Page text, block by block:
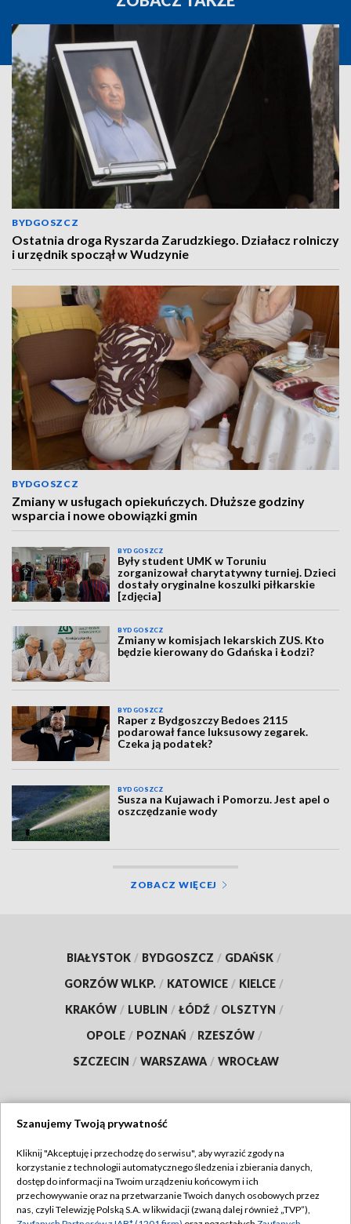
BYDGOSZCZ
Ostatnia droga Ryszarda Zarudzkiego. Działacz rolniczy
i urzędnik spoczął w Wudzynie
BYDGOSZCZ
Zmiany w usługach opiekuńczych. Dłuższe godziny
wsparcia i nowe obowiązki gmin
BYDGOSZCZ
Były student UMK w Toruniu
zorganizował charytatywny turniej. Dzieci
dostały oryginalne koszulki piłkarskie
[zdjęcia]
BYDGOSZCZ
Zmiany w komisjach lekarskich ZUS. Kto
będzie kierowany do Gdańska i Łodzi?
BYDGOSZCZ
Raper z Bydgoszczy Bedoes 2115
podarował fance luksusowy zegarek.
Czeka ją podatek?
BYDGOSZCZ
Susza na Kujawach i Pomorzu. Jest apel o
oszczędzanie wody
ZOBACZ WIĘCEJ
BIAŁYSTOK / BYDGOSZCZ / GDAŃSK /
GORZÓW WLKP. / KATOWICE / KIELCE /
KRAKÓW / LUBLIN / ŁÓDŹ / OLSZTYN /
OPOLE / POZNAŃ / RZESZÓW /
SZCZECIN / WARSZAWA / WROCŁAW
TVP
Abonament TVP
Regulamin TVP
Szanujemy Twoją prywatność
Kliknij "Akceptuję i przechodzę do serwisu", aby wyrazić zgody na
korzystanie z technologii automatycznego śledzenia i zbierania danych,
dostęp do informacji na Twoim urządzeniu końcowym i ich
przechowywanie oraz na przetwarzanie Twoich danych osobowych przez
nas, czyli Telewizję Polską S.A. w likwidacji (zwaną dalej również „TVP”),